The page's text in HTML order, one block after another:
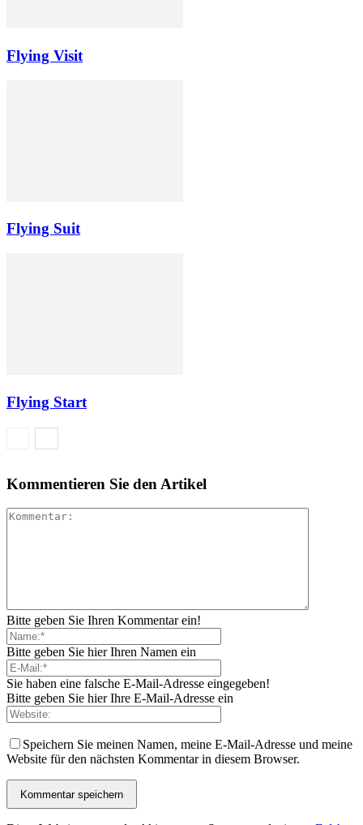
Flying Visit
Flying Suit
Flying Start
Kommentieren Sie den Artikel
Bitte geben Sie Ihren Kommentar ein!
Bitte geben Sie hier Ihren Namen ein
Sie haben eine falsche E-Mail-Adresse eingegeben!
Bitte geben Sie hier Ihre E-Mail-Adresse ein
Speichern Sie meinen Namen, meine E-Mail-Adresse und meine
Website für den nächsten Kommentar in diesem Browser.